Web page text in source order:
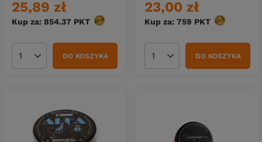
25,89 zł
Kup za: 854.37 PKT punktów
Ilość produktówDO KOSZYKA
23,00 zł
Kup za: 759 PKT punktów
Ilość produktówDO KOSZYKA